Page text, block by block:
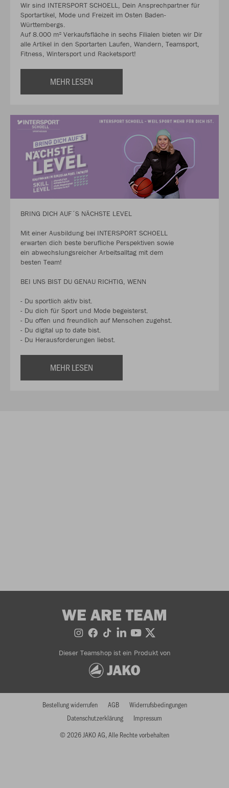
Wir sind INTERSPORT SCHOELL, Dein Ansprechpartner für
Sportartikel, Mode und Freizeit im Osten Baden-
Württembergs.
Auf 8.000 m² Verkaufsfläche in sechs Filialen bieten wir Dir
alle Artikel in den Sportarten Laufen, Wandern, Teamsport,
Fitness, Wintersport und Racketsport!
MEHR LESEN
BRING DICH AUF´S NÄCHSTE LEVEL
Mit einer Ausbildung bei INTERSPORT SCHOELL
erwarten dich beste berufliche Perspektiven sowie
ein abwechslungsreicher Arbeitsalltag mit dem
besten Team!
BEI UNS BIST DU GENAU RICHTIG, WENN
- Du sportlich aktiv bist.
- Du dich für Sport und Mode begeisterst.
- Du offen und freundlich auf Menschen zugehst.
- Du digital up to date bist.
- Du Herausforderungen liebst.
MEHR LESEN
WE ARE TEAM
Dieser Teamshop ist ein Produkt von
© 2026 JAKO AG, Alle Rechte vorbehalten
Bestellung widerrufen AGB
Widerrufsbedingungen
Datenschutzerklärung
Impressum